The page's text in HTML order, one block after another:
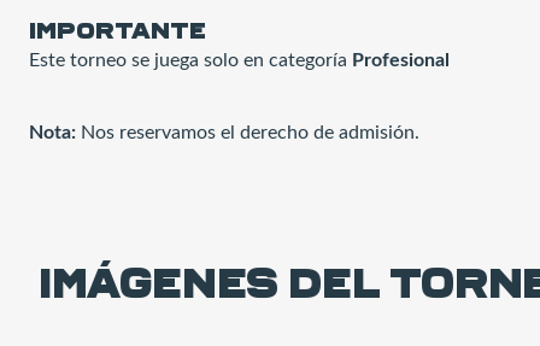
IMPORTANTE
Este torneo se juega solo en categoría Profesional
Nota: Nos reservamos el derecho de admisión.
Imágenes del